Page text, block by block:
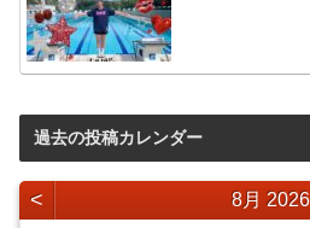
過去の投稿カレンダー
< 8月 2026